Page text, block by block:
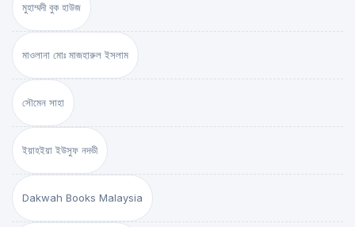
মুহাম্মদী বুক হাউজ
মাওলানা মোঃ মাজহারুল ইসলাম
সৌমেন সাহা
ইয়াহইয়া ইউসুফ নদভী
Dakwah Books Malaysia